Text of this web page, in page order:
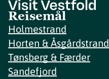
Reisemål
Holmestrand
Horten & Åsgårdstrand
Tønsberg & Færder
Sandefjord